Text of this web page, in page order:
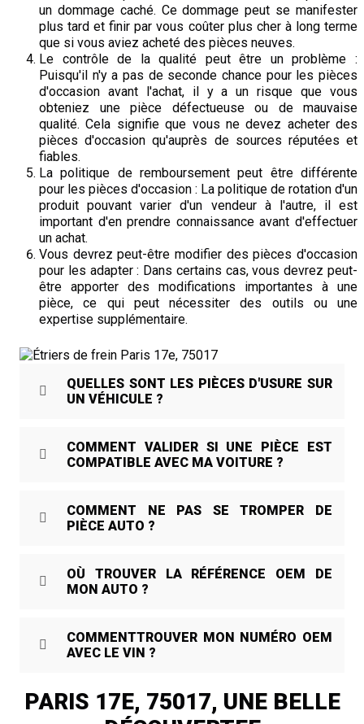
un dommage caché. Ce dommage peut se manifester
plus tard et finir par vous coûter plus cher à long terme
que si vous aviez acheté des pièces neuves.
Le contrôle de la qualité peut être un problème :
Puisqu'il n'y a pas de seconde chance pour les pièces
d'occasion avant l'achat, il y a un risque que vous
obteniez une pièce défectueuse ou de mauvaise
qualité. Cela signifie que vous ne devez acheter des
pièces d'occasion qu'auprès de sources réputées et
fiables.
La politique de remboursement peut être différente
pour les pièces d'occasion : La politique de rotation d'un
produit pouvant varier d'un vendeur à l'autre, il est
important d'en prendre connaissance avant d'effectuer
un achat.
Vous devrez peut-être modifier des pièces d'occasion
pour les adapter : Dans certains cas, vous devrez peut-
être apporter des modifications importantes à une
pièce, ce qui peut nécessiter des outils ou une
expertise supplémentaire.
QUELLES SONT LES PIÈCES D'USURE SUR
UN VÉHICULE ?
COMMENT VALIDER SI UNE PIÈCE EST
COMPATIBLE AVEC MA VOITURE ?
COMMENT NE PAS SE TROMPER DE
PIÈCE AUTO ?
OÙ TROUVER LA RÉFÉRENCE OEM DE
MON AUTO ?
COMMENTTROUVER MON NUMÉRO OEM
AVEC LE VIN ?
PARIS 17E, 75017, UNE BELLE